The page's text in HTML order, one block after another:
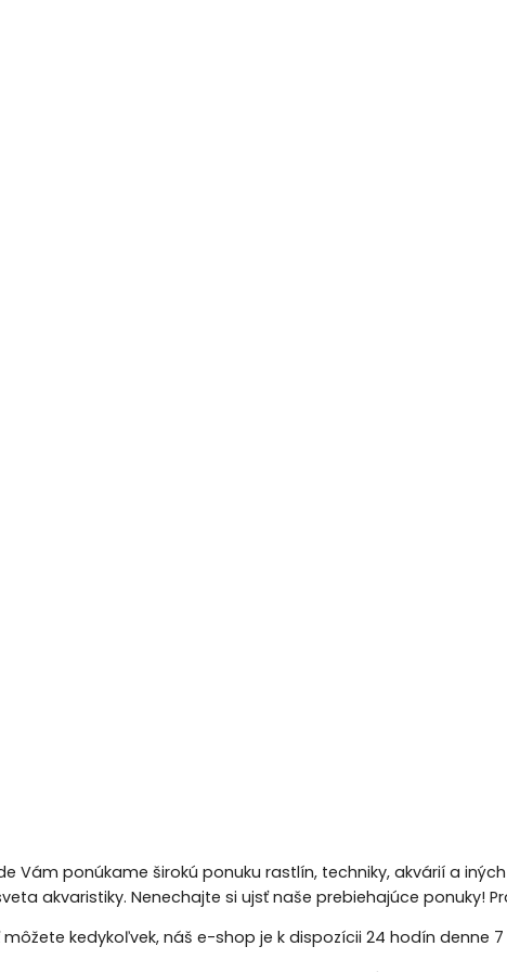
kde Vám ponúkame širokú ponuku rastlín, techniky, akvárií a
akvaristiky. Nenechajte si ujsť naše prebiehajúce ponuky!
kedykoľvek, náš e-shop je k dispozícii 24 hodín denne 7